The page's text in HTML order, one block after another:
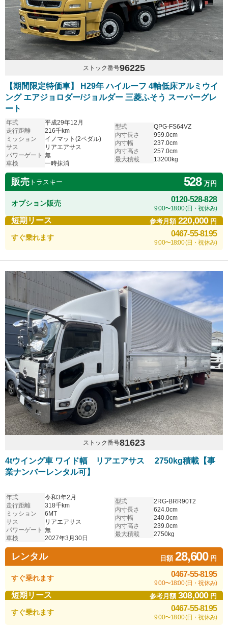
ストック番号96225
【期間限定特価車】 H29年 ハイルーフ 4軸低床アルミウイ
ング エアジョロダー/ジョルダー 三菱ふそう スーパーグレ
ート
年式
平成29年12月
走行距離
216千km
ミッション
イノマット(2ペダル)
サス
リアエアサス
パワーゲート 無
車検
一時抹消
型式
QPG-FS64VZ
内寸長さ
959.0cm
内寸幅
237.0cm
内寸高さ
257.0cm
最大積載
13200kg
販売 トラスキー 528万円
オプション販売 0120-528-828
9:00〜18:00 (日・祝休み)
短期リース 参考月額220,000円
すぐ乗れます 0467-55-8195
9:00〜18:00 (日・祝休み)
ストック番号81623
4tウイング車 ワイド幅 リアエアサス 2750kg積載【事
業ナンバーレンタル可】
年式
令和3年2月
走行距離
318千km
ミッション
6MT
サス
リアエアサス
パワーゲート 無
車検
2027年3月30日
型式
2RG-BRR90T2
内寸長さ
624.0cm
内寸幅
240.0cm
内寸高さ
239.0cm
最大積載
2750kg
レンタル 日額28,600円
すぐ乗れます 0467-55-8195
9:00〜18:00 (日・祝休み)
短期リース 参考月額308,000円
すぐ乗れます 0467-55-8195
9:00〜18:00 (日・祝休み)